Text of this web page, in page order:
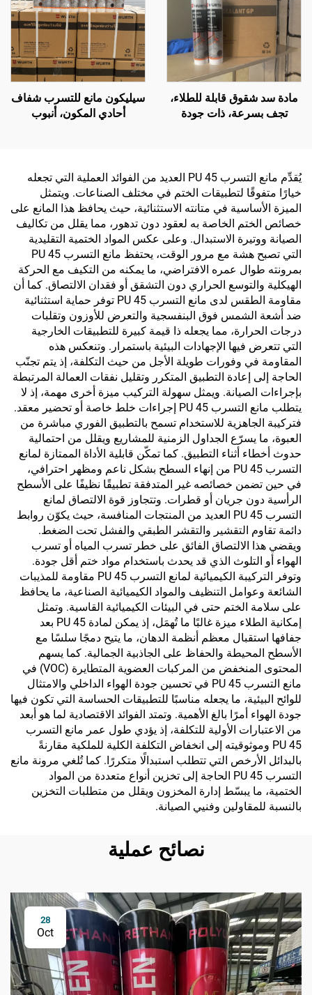
مادة سد شقوق قابلة للطلاء،
تجف بسرعة، ذات جودة
سيليكون مانع للتسرب شفاف
أحادي المكون، أنبوب
يُقدِّم مانع التسرب PU 45 العديد من الفوائد العملية التي تجعله
خيارًا متفوقًا لتطبيقات الختم في مختلف الصناعات. ويتمثل
الميزة الأساسية في متانته الاستثنائية، حيث يحافظ هذا المانع على
خصائص الختم الخاصة به لعقود دون تدهور، مما يقلل من تكاليف
الصيانة ووتيرة الاستبدال. وعلى عكس المواد الختمية التقليدية
التي تصبح هشة مع مرور الوقت، يحتفظ مانع التسرب PU 45
بمرونته طوال عمره الافتراضي، ما يمكنه من التكيف مع الحركة
الهيكلية والتوسع الحراري دون التشقق أو فقدان الالتصاق. كما أن
مقاومة الطقس لدى مانع التسرب PU 45 توفر حماية استثنائية
ضد أشعة الشمس فوق البنفسجية والتعرض للأوزون وتقلبات
درجات الحرارة، مما يجعله ذا قيمة كبيرة للتطبيقات الخارجية
التي تتعرض فيها الإجهادات البيئية باستمرار. وتنعكس هذه
المقاومة في وفورات طويلة الأجل من حيث التكلفة، إذ يتم تجنّب
الحاجة إلى إعادة التطبيق المتكرر وتقليل نفقات العمالة المرتبطة
بإجراءات الصيانة. ويمثل سهولة التركيب ميزة أخرى مهمة، إذ لا
يتطلب مانع التسرب PU 45 إجراءات خلط خاصة أو تحضير معقد.
فتركيبة الجاهزية للاستخدام تسمح بالتطبيق الفوري مباشرة من
العبوة، ما يسرّع الجداول الزمنية للمشاريع ويقلل من احتمالية
حدوث أخطاء أثناء التطبيق. كما تمكّن قابلية الأداة الممتازة لمانع
التسرب PU 45 من إنهاء السطح بشكل ناعم ومظهر احترافي،
في حين تضمن خصائصه غير المتدفقة تطبيقًا نظيفًا على الأسطح
الرأسية دون جريان أو قطرات. وتتجاوز قوة الالتصاق لمانع
التسرب PU 45 العديد من المنتجات المنافسة، حيث يكوّن روابط
دائمة تقاوم التقشير والتقشر الطبقي والفشل تحت الضغط.
ويقضي هذا الالتصاق الفائق على خطر تسرب المياه أو تسرب
الهواء أو التلوث الذي قد يحدث باستخدام مواد ختم أقل جودة.
وتوفر التركيبة الكيميائية لمانع التسرب PU 45 مقاومة للمذيبات
الشائعة وعوامل التنظيف والمواد الكيميائية الصناعية، ما يحافظ
على سلامة الختم حتى في البيئات الكيميائية القاسية. وتمثل
إمكانية الطلاء ميزة غالبًا ما تُهمَل، إذ يمكن لمادة PU 45 بعد
جفافها استقبال معظم أنظمة الدهان، ما يتيح دمجًا سلسًا مع
الأسطح المحيطة والحفاظ على الجاذبية الجمالية. كما يسهم
المحتوى المنخفض من المركبات العضوية المتطايرة (VOC) في
مانع التسرب PU 45 في تحسين جودة الهواء الداخلي والامتثال
للوائح البيئية، ما يجعله مناسبًا للتطبيقات الحساسة التي تكون فيها
جودة الهواء أمرًا بالغ الأهمية. وتمتد الفوائد الاقتصادية لما هو أبعد
من الاعتبارات الأولية للتكلفة، إذ يؤدي طول عمر مانع التسرب
PU 45 وموثوقيته إلى انخفاض التكلفة الكلية للملكية مقارنةً
بالبدائل الأرخص التي تتطلب استبدالًا متكررًا. كما تُلغي مرونة مانع
التسرب PU 45 الحاجة إلى تخزين أنواع متعددة من المواد
الختمية، ما يبسّط إدارة المخزون ويقلل من متطلبات التخزين
بالنسبة للمقاولين وفنيي الصيانة.
نصائح عملية
28
Oct